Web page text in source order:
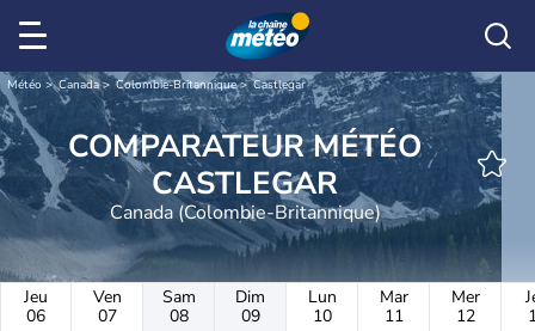
Météo Canada Colombie-Britannique Castlegar
COMPARATEUR MÉTÉO
CASTLEGAR
Canada (Colombie-Britannique)
Jeu
06
Ven
07
Sam
08
Dim
09
Lun
10
Mar
11
Mer
12